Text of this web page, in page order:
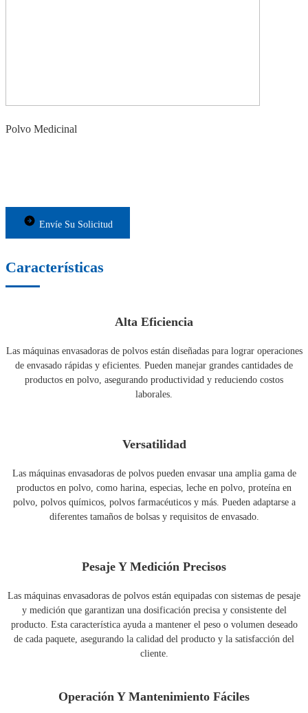
Polvo Medicinal
Envíe Su Solicitud
Características
Alta Eficiencia
Las máquinas envasadoras de polvos están diseñadas para lograr operaciones
de envasado rápidas y eficientes. Pueden manejar grandes cantidades de
productos en polvo, asegurando productividad y reduciendo costos
laborales.
Versatilidad
Las máquinas envasadoras de polvos pueden envasar una amplia gama de
productos en polvo, como harina, especias, leche en polvo, proteína en
polvo, polvos químicos, polvos farmacéuticos y más. Pueden adaptarse a
diferentes tamaños de bolsas y requisitos de envasado.
Pesaje Y Medición Precisos
Las máquinas envasadoras de polvos están equipadas con sistemas de pesaje
y medición que garantizan una dosificación precisa y consistente del
producto. Esta característica ayuda a mantener el peso o volumen deseado
de cada paquete, asegurando la calidad del producto y la satisfacción del
cliente.
Operación Y Mantenimiento Fáciles